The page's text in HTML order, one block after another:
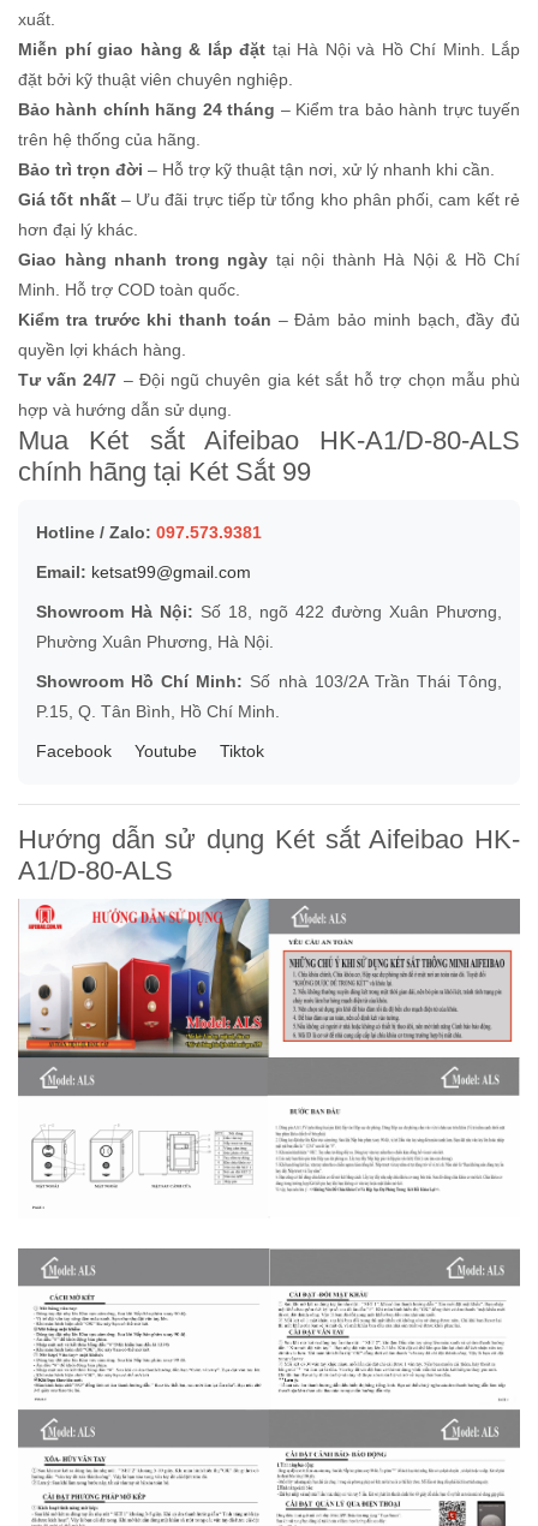
xuất.
Miễn phí giao hàng & lắp đặt tại Hà Nội và Hồ Chí Minh. Lắp
đặt bởi kỹ thuật viên chuyên nghiệp.
Bảo hành chính hãng 24 tháng – Kiểm tra bảo hành trực tuyến
trên hệ thống của hãng.
Bảo trì trọn đời – Hỗ trợ kỹ thuật tận nơi, xử lý nhanh khi cần.
Giá tốt nhất– Ưu đãi trực tiếp từ tổng kho phân phối, cam kết rẻ
hơn đại lý khác.
Giao hàng nhanh trong ngày tại nội thành Hà Nội & Hồ Chí
Minh. Hỗ trợ COD toàn quốc.
Kiểm tra trước khi thanh toán – Đảm bảo minh bạch, đầy đủ
quyền lợi khách hàng.
Tư vấn 24/7 – Đội ngũ chuyên gia két sắt hỗ trợ chọn mẫu phù
hợp và hướng dẫn sử dụng.
Mua Két sắt Aifeibao HK-A1/D-80-ALS
chính hãng tại Két Sắt 99
Hotline / Zalo: 097.573.9381
Email: ketsat99@gmail.com
Showroom Hà Nội: Số 18, ngõ 422 đường Xuân Phương,
Phường Xuân Phương, Hà Nội.
Showroom Hồ Chí Minh: Số nhà 103/2A Trần Thái Tông,
P.15, Q. Tân Bình, Hồ Chí Minh.
Facebook Youtube Tiktok
Hướng dẫn sử dụng Két sắt Aifeibao HK-
A1/D-80-ALS